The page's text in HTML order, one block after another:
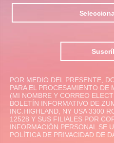
POR MEDIO DEL PRESENTE,
PARA EL PROCESAMIENTO DE
(MI NOMBRE Y CORREO
BOLETÍN INFORMATIVO DE
INC.HIGHLAND, NY USA 3300
12528 Y SUS FILIALES POR
INFORMACIÓN PERSONAL SE
POLÍTICA DE PRIVACIDAD DE